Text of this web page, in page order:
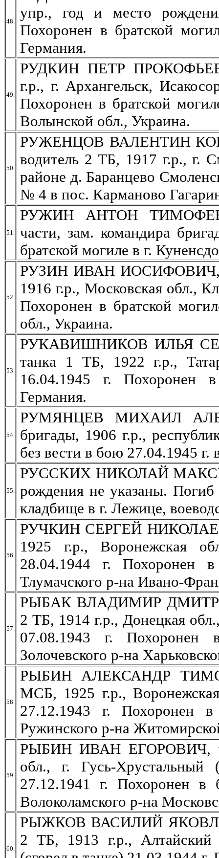
48.
упр., год и место
Похоронен в братской
Германия.
49.
РУДКИН ПЕТР
г.р., г. Архангельск,
Похоронен в братской
Волынской обл., Украина.
50.
РУЖЕНЦОВ ВАЛЕНТИН
водитель 2 ТБ, 1917 г.р., г.
районе д. Баранцево
№ 4 в пос. Карманово
51.
РУЖИН АНТОН
части, зам. командира
братской могиле в г.
52.
РУЗИН ИВАН ИОСИФОВИЧ,
1916 г.р., Московская обл.,
Похоронен в братской
обл., Украина.
53.
РУКАВИШНИКОВ ИЛЬЯ
танка 1 ТБ, 1922 г.р.,
16.04.1945 г. Похоронен
Германия.
54.
РУМЯНЦЕВ МИХАИЛ
бригады, 1906 г.р.,
без вести в бою 27.04.1945 г.
55.
РУССКИХ НИКОЛАЙ
рождения не указаны.
кладбище в г. Лежице,
56.
РУЧКИН СЕРГЕЙ
1925 г.р., Воронежская
28.04.1944 г. Похоронен
Тлумачского р-на Ивано-
57.
РЫБАК ВЛАДИМИР
2 ТБ, 1914 г.р., Донецкая
07.08.1943 г.
Золочевского р-на
58.
РЫБИН АЛЕКСАНДР
МСБ, 1925 г.р.,
27.12.1943 г. Похоронен
Ружинского р-на
59.
РЫБИН ИВАН ЕГОРОВИЧ,
обл., г. Гусь-
27.12.1941 г. Похоронен в
Волоколамского р-на
60.
РЫЖКОВ ВАСИЛИЙ
2 ТБ, 1913 г.р.,